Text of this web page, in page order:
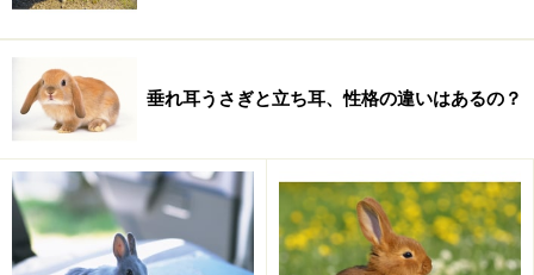
うさぎの歯は伸び続けるので、常に硬いものを噛んで歯
の伸びを抑えなければなりません。ですので、家の中
の、壁や柱や壁紙、カーペット、コード、観葉植物など
格好の餌食です。うさぎにしつけは効きません（理解し
で、齧られて困るものは、サークルで囲う、コードは家
具の後ろに通す、など、人間側で自衛してください。そ
んな異物を食べさせられたら、命に関わります。うさぎ
垂れ耳うさぎと立ち耳、性格の違いはあるの？